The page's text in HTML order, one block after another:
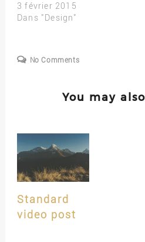
3 février 2015
Dans "Design"
No Comments
You may
Standard
video post